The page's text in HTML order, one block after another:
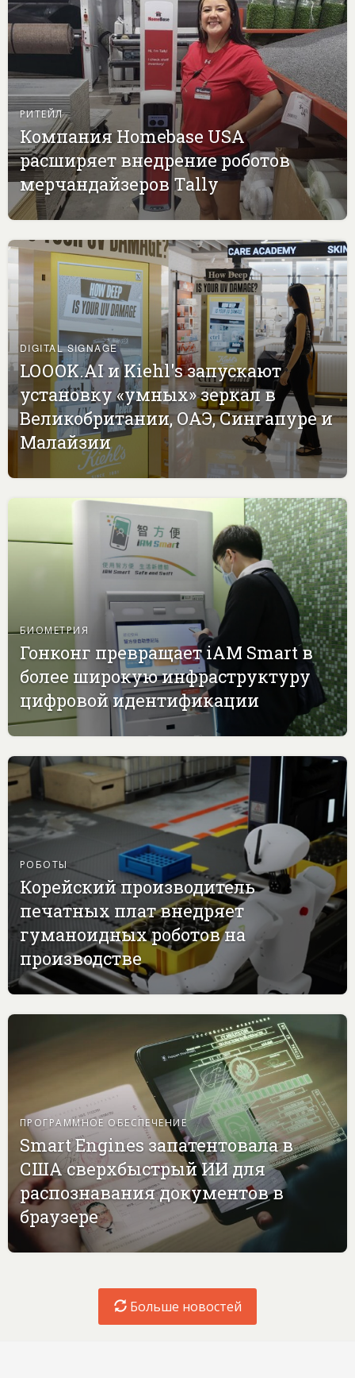
РИТЕЙЛ
Компания Homebase USA
расширяет внедрение роботов
мерчандайзеров Tally
DIGITAL SIGNAGE
LOOOK.AI и Kiehl's запускают
установку «умных» зеркал в
Великобритании, ОАЭ, Сингапуре и
Малайзии
БИОМЕТРИЯ
Гонконг превращает iAM Smart в
более широкую инфраструктуру
цифровой идентификации
РОБОТЫ
Корейский производитель
печатных плат внедряет
гуманоидных роботов на
производстве
ПРОГРАММНОЕ ОБЕСПЕЧЕНИЕ
Smart Engines запатентовала в
США сверхбыстрый ИИ для
распознавания документов в
браузере
Больше новостей